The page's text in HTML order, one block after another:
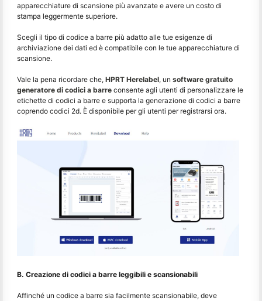
apparecchiature di scansione più avanzate e avere un costo di
stampa leggermente superiore.
Scegli il tipo di codice a barre più adatto alle tue esigenze di
archiviazione dei dati ed è compatibile con le tue apparecchiature di
scansione.
Vale la pena ricordare che, HPRT Herelabel, un software gratuito
generatore di codici a barre consente agli utenti di personalizzare le
etichette di codici a barre e supporta la generazione di codici a barre
coprendo codici 2d. È disponibile per gli utenti per registrarsi ora.
B. Creazione di codici a barre leggibili e scansionabili
Affinché un codice a barre sia facilmente scansionabile, deve